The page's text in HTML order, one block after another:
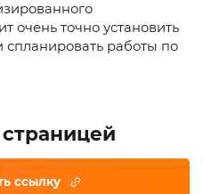
очень точно установить
спланировать работы по